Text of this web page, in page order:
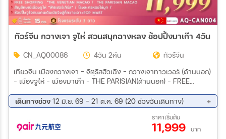
ทัวร์จีน กวางเจา จูไห่ สวนสนุกฉางหลง ช้อปปิ้งมาเก๊า 4วัน 2คื
CN_AQ00086 4วัน 2คืน
ทัวร์จีน
เที่ยวจีน เมืองกวางเจา – จัตุรัสฮัวเฉิง – กวางเจาทาวเวอร์ (ด้านนอก)
– เมืองจูไห่ – เมืองมาเก๊า – THE PARISIAN(ด้านนอก) – FREE
สนุกฉางหลง CHIMELONG OCEAN KINGDOM (ทั้งวัน) เมืองจูไห่ –
ร้านยา – จูไห่ฟิชเชอร์เกิร์ล+ถนนคู่รัก – ถ่ายรูปโรงละครหอยไข่มุก –
ร้านผ้าไหม – เมืองกวางเจา – วัดต้าฝอ – ช้อปปิ้งถนนคนเดินเป่ยจิง
ลู่+POP MART
เดินทางช่วง 12 มิ.ย. 69 - 21 ต.ค. 69 (20 ช่วงวันเดินทาง)
16 ส.ค. 69 - 19 ส.ค. 69
18 ส.ค. 69 - 21 ส.ค. 69
21 ส.ค. 69 - 24 ส.ค. 69
29 ส.ค. 69 - 01 ก.ย. 69
ราคาเริ่มต้น
11,999 บาท